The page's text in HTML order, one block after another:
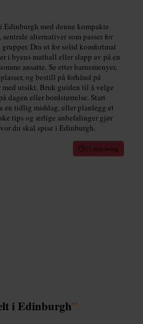
Edinburgh med denne kompakte
alternativer som passer for
Dra ut for solid komfortmat
i byens mathall eller slapp av på en
ansatte. Se etter barnemenyer,
og bestill på forhånd på
med utsikt. Bruk guiden til å velge
dagen eller bordstørrelse. Start
en tidlig middag, eller planlegg et
tips og ærlige anbefalinger gjør
du skal spise i Edinburgh.
11 min lesing
i Edinburgh”